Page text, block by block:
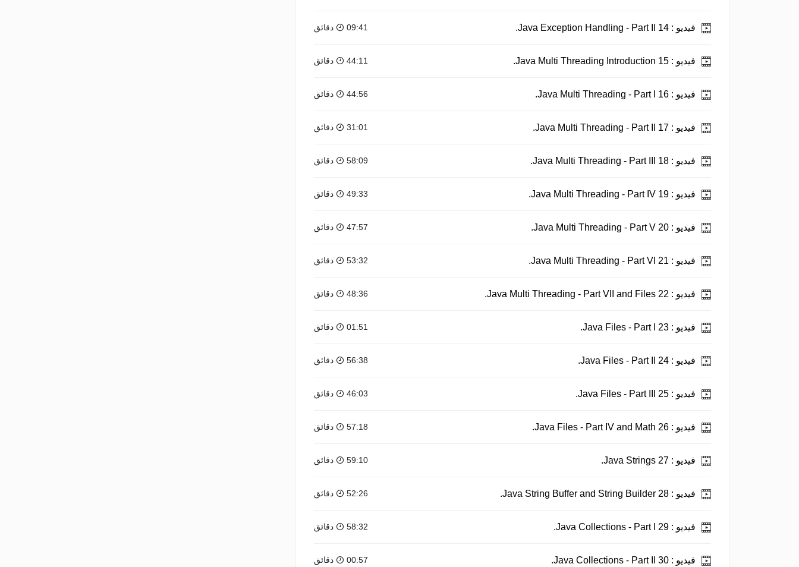
فيديو : 09:41 دقائق
فيديو : 44:11 دقائق
فيديو : 44:56 دقائق
فيديو : 31:01 دقائق
فيديو : 58:09 دقائق
فيديو : 49:33 دقائق
فيديو : 47:57 دقائق
فيديو : 53:32 دقائق
فيديو : 48:36 دقائق
فيديو : 01:51 دقائق
فيديو : 56:38 دقائق
فيديو : 46:03 دقائق
فيديو : 57:18 دقائق
فيديو : 59:10 دقائق
فيديو : 52:26 دقائق
فيديو : 58:32 دقائق
فيديو : 00:57 دقائق